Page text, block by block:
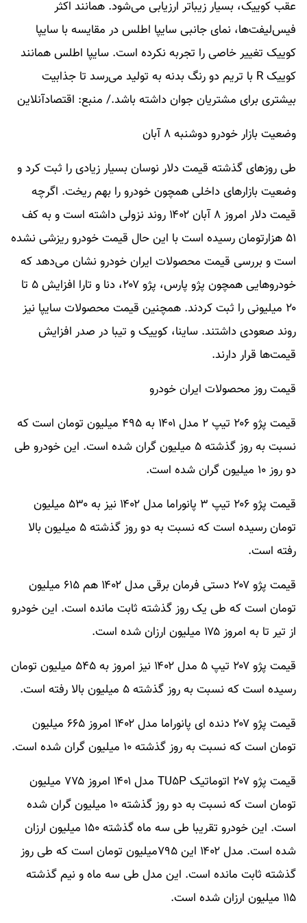
عقب کوییک، بسیار زیباتر ارزیابی می‌شود. همانند اکثر
فیس‌لیفت‌ها، نمای جانبی سایپا اطلس در مقایسه با سایپا
کوییک تغییر خاصی را تجربه نکرده است. سایپا اطلس همانند
کوییک R با تریم دو رنگ بدنه به تولید می‌رسد تا جذابیت
بیشتری برای مشتریان جوان داشته باشد./ منبع: اقتصادآنلاین
وضعیت بازار خودرو دوشنبه ۸ آبان
طی روزهای گذشته قیمت دلار نوسان بسیار زیادی را ثبت کرد و
وضعیت بازارهای داخلی همچون خودرو را بهم ریخت. اگرچه
قیمت دلار امروز ۸ آبان ۱۴۰۲ روند نزولی داشته است و به کف
۵۱ هزارتومان رسیده است با این حال قیمت خودرو ریزشی نشده
است و بررسی قیمت محصولات ایران خودرو نشان می‌دهد که
خودروهایی همچون پژو پارس، پژو ۲۰۷، دنا و تارا افزایش ۵ تا
۲۰ میلیونی را ثبت کردند. همچنین قیمت محصولات سایپا نیز
روند صعودی داشتند. ساینا، کوییک و تیبا در صدر افزایش
قیمت‌ها قرار دارند.
قیمت روز محصولات ایران خودرو
قیمت پژو ۲۰۶ تیپ ۲ مدل ۱۴۰۱ به ۴۹۵ میلیون تومان است که
نسبت به روز گذشته ۵ میلیون گران شده است. این خودرو طی
دو روز ۱۰ میلیون گران شده است.
قیمت پژو ۲۰۶ تیپ ۳ پانوراما مدل ۱۴۰۲ نیز به ۵۳۰ میلیون
تومان رسیده است که نسبت به دو روز گذشته ۵ میلیون بالا
رفته است.
قیمت پژو ۲۰۷ دستی فرمان برقی مدل ۱۴۰۲ هم ۶۱۵ میلیون
تومان است که طی یک روز گذشته ثابت مانده است. این خودرو
از تیر تا به امروز ۱۷۵ میلیون ارزان شده است.
قیمت پژو ۲۰۷ تیپ ۵ مدل ۱۴۰۲ نیز امروز به ۵۴۵ میلیون تومان
رسیده است که نسبت به روز گذشته ۵ میلیون بالا رفته است.
قیمت پژو ۲۰۷ دنده ای پانوراما مدل ۱۴۰۲ امروز ۶۶۵ میلیون
تومان است که نسبت به روز گذشته ۱۰ میلیون گران شده است.
قیمت پژو ۲۰۷ اتوماتیک TU۵P مدل ۱۴۰۱ امروز ۷۷۵ میلیون
تومان است که نسبت به دو روز گذشته ۱۰ میلیون گران شده
است. این خودرو تقریبا طی سه ماه گذشته ۱۵۰ میلیون ارزان
شده است. مدل ۱۴۰۲ این ۷۹۵میلیون تومان است که طی روز
گذشته ثابت مانده است. این مدل طی سه ماه و نیم گذشته
۱۱۵ میلیون ارزان شده است.